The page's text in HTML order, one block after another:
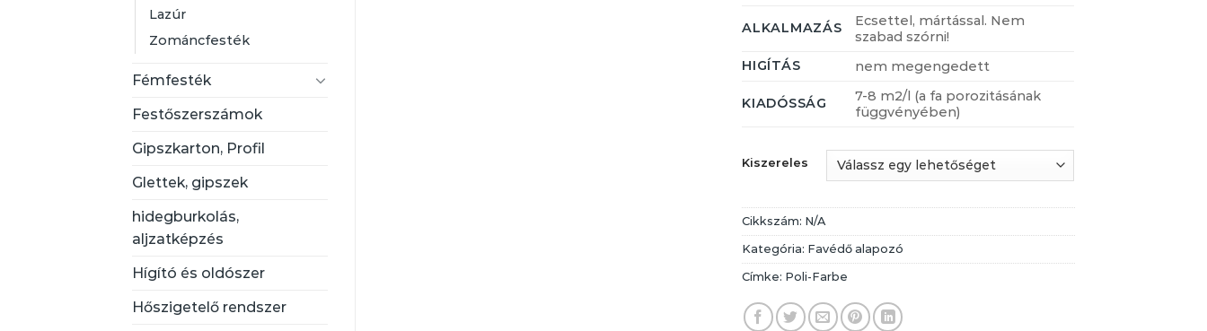
Lazúr
Zománcfesték
Fémfesték
Festőszerszámok
Gipszkarton, Profil
Glettek, gipszek
hidegburkolás,
aljzatképzés
Hígító és oldószer
Hőszigetelő rendszer
ALKALMAZÁS
Ecsettel, mártással. Nem
szabad szórni!
HIGÍTÁS
nem megengedett
KIADÓSSÁG
7-8 m2/l (a fa porozitásának
függvényében)
Kiszereles
Cikkszám: N/A
Kategória: Favédő alapozó
Címke: Poli-Farbe